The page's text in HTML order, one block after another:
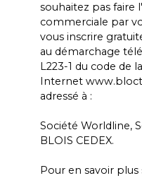
souhaitez pas
commerciale par
vous inscrire
au démarchage
L223-1 du code de
Internet
adressé à :
Société Worldline,
BLOIS CEDEX.
Pour en savoir